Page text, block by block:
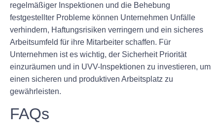
regelmäßiger Inspektionen und die Behebung
festgestellter Probleme können Unternehmen Unfälle
verhindern, Haftungsrisiken verringern und ein sicheres
Arbeitsumfeld für ihre Mitarbeiter schaffen. Für
Unternehmen ist es wichtig, der Sicherheit Priorität
einzuräumen und in UVV-Inspektionen zu investieren, um
einen sicheren und produktiven Arbeitsplatz zu
gewährleisten.
FAQs